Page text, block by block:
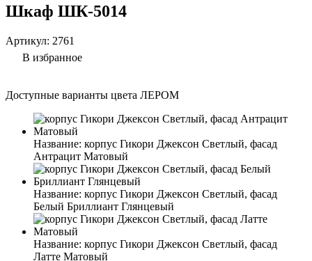
Шкаф ШК-5014
Артикул: 2761
В избранное
Доступные варианты цвета ЛЕРОМ
Название: корпус Гикори Джексон Светлый, фасад
Антрацит Матовый
Название: корпус Гикори Джексон Светлый, фасад
Белый Бриллиант Глянцевый
Название: корпус Гикори Джексон Светлый, фасад
Латте Матовый